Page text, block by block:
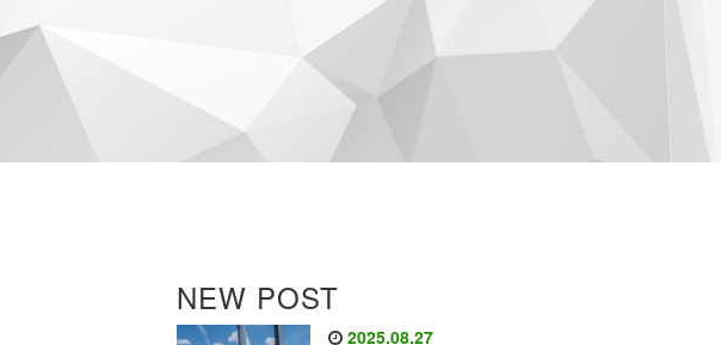
NEW POST
2025.08.27